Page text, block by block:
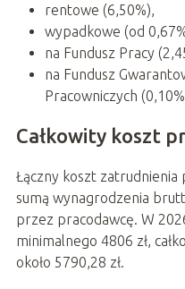
rentowe (6,50%),
wypadkowe (od
na Fundusz Pracy
na Fundusz
Pracowniczych
Całkowity koszt
Łączny koszt zatrudnienia
sumą wynagrodzenia
przez pracodawcę. W
minimalnego 4806 zł,
około 5790,28 zł.